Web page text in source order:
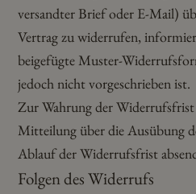
versandter Brief oder E-Mail)
Vertrag zu widerrufen,
beigefügte Muster-
jedoch nicht vorgeschrieben ist.
Zur Wahrung der Widerrufsfrist
Mitteilung über die Ausübung
Ablauf der Widerrufsfrist
Folgen des Widerrufs